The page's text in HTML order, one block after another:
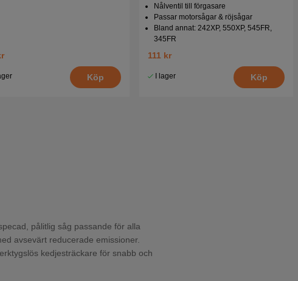
Köp
Nålventil till förgasare
Passar motorsågar & röjsågar
Bland annat: 242XP, 550XP, 545FR,
345FR
111 kr
I lager Köp
pålitlig såg passande för alla
avsevärt reducerade emissioner.
kedjesträckare för snabb och